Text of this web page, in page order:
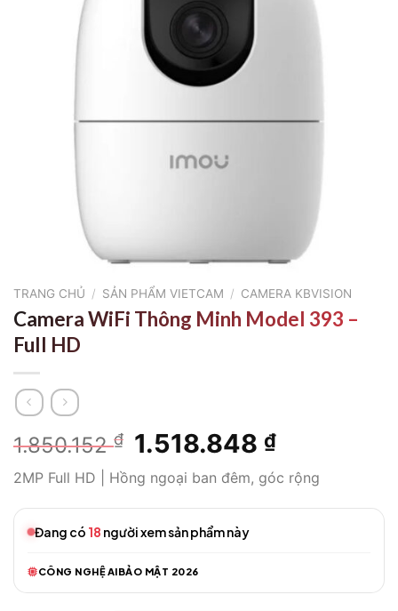
TRANG CHỦ / SẢN PHẨM VIETCAM / CAMERA KBVISION
Camera WiFi Thông Minh Model 393 –
Full HD
1.850.152₫
Giá
gốc
là:
1.850.152 ₫.
1.518.848 ₫Giá
tại
là:
2MP Full HD | Hồng ngoại ban đêm, góc rộng
Đang có 18 người xem sản phẩm này
CÔNG NGHỆ AIBẢO MẬT 2026